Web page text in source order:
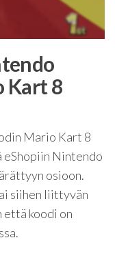
Kart 8
Mario Kart 8
Nintendo
osioon.
siihen liittyvän
että koodi on